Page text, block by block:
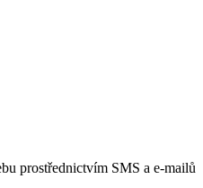
prostřednictvím SMS a e-mailů